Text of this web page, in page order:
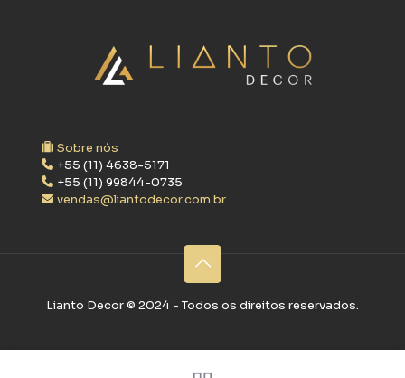
Sobre nós
+55 (11) 4638-5171
+55 (11) 99844-0735
vendas@liantodecor.com.br
Lianto Decor ©‎ 2024 - Todos os direitos reservados.